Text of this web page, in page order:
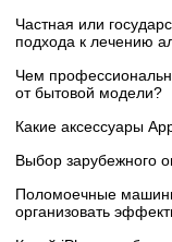
Частная или
подхода к лечению
Чем
от бытовой модели?
Какие аксессуары
Выбор зарубежного
Поломоечные
организовать